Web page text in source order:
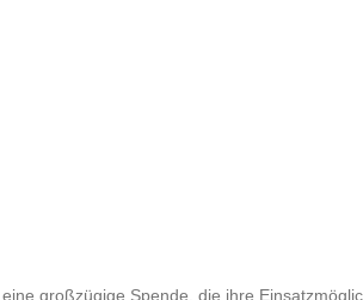
großzügige Spende, die ihre